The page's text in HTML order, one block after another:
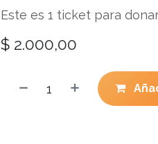
Este es 1 ticket para
$ 2.000,00